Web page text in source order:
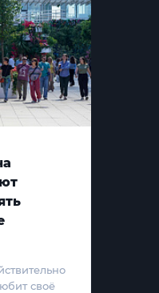
своё